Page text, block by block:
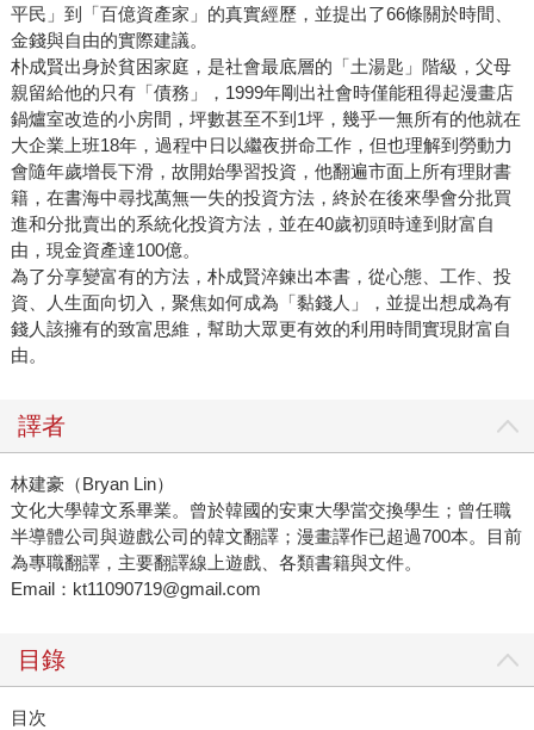
平民」到「百億資產家」的真實經歷，並提出了66條關於時間、
金錢與自由的實際建議。
朴成賢出身於貧困家庭，是社會最底層的「土湯匙」階級，父母
親留給他的只有「債務」，1999年剛出社會時僅能租得起漫畫店
鍋爐室改造的小房間，坪數甚至不到1坪，幾乎一無所有的他就在
大企業上班18年，過程中日以繼夜拼命工作，但也理解到勞動力
會隨年歲增長下滑，故開始學習投資，他翻遍市面上所有理財書
籍，在書海中尋找萬無一失的投資方法，終於在後來學會分批買
進和分批賣出的系統化投資方法，並在40歲初頭時達到財富自
由，現金資產達100億。
為了分享變富有的方法，朴成賢淬鍊出本書，從心態、工作、投
資、人生面向切入，聚焦如何成為「黏錢人」，並提出想成為有
錢人該擁有的致富思維，幫助大眾更有效的利用時間實現財富自
由。
譯者
林建豪（Bryan Lin）
文化大學韓文系畢業。曾於韓國的安東大學當交換學生；曾任職
半導體公司與遊戲公司的韓文翻譯；漫畫譯作已超過700本。目前
為專職翻譯，主要翻譯線上遊戲、各類書籍與文件。
Email：kt11090719@gmail.com
目錄
目次